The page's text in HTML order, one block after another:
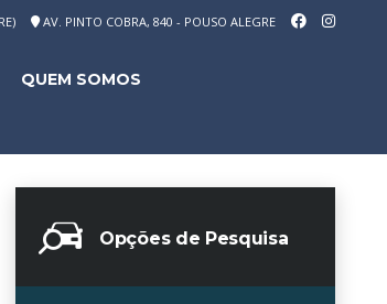
AV. PINTO COBRA, 840 - POUSO ALEGRE
QUEM SOMOS
Opções de Pesquisa